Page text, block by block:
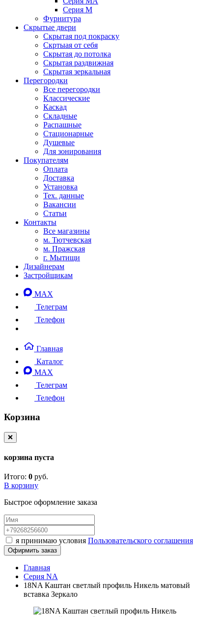
Серия M
Фурнитура
Скрытые двери
Скрытая под покраску
Скртыая от себя
Скрытая до потолка
Скрытая раздвижная
Скрытая зеркальная
Перегородки
Все перегородки
Классические
Каскад
Складные
Распашные
Стационарные
Душевые
Для зонирования
Покупателям
Оплата
Доставка
Установка
Тех. данные
Вакансии
Статьи
Контакты
Все магазины
м. Тютчевская
м. Пражская
г. Мытищи
Дизайнерам
Застройщикам
MAX
Телеграм
Телефон
Главная
Каталог
MAX
Телеграм
Телефон
Корзина
❌
корзина пуста
Итого: 0 руб.
В корзину
Быстрое оформление заказа
я принимаю условия Пользовательского соглашения
Офирмить заказ
Главная
Серия NA
18NA Каштан светлый профиль Никель матовый
вставка Зеркало